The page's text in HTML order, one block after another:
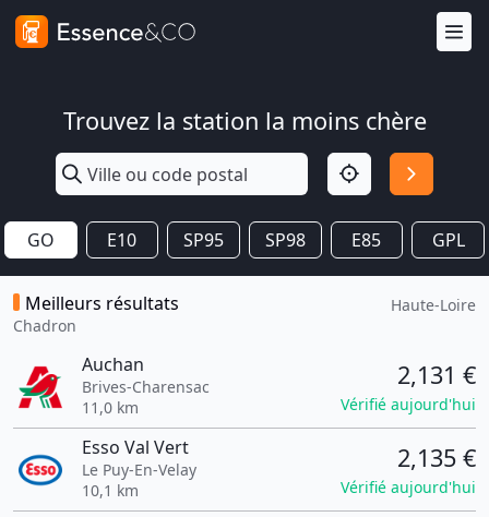
Trouvez la station la moins chère
GO E10 SP95 SP98 E85 GPL
Meilleurs résultats
Chadron
Haute-Loire
Auchan
Brives-Charensac
11,0 km
2,131 €
Vérifié aujourd'hui
Esso Val Vert
Le Puy-En-Velay
10,1 km
2,135 €
Vérifié aujourd'hui